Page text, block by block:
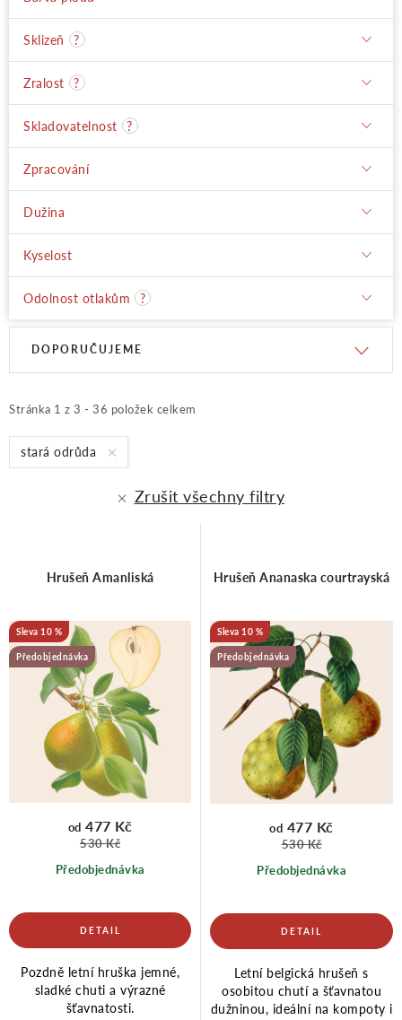
Sklizeň ?
Zralost ?
Skladovatelnost ?
Zpracování
Dužina
Kyselost
Odolnost otlakům ?
ý
p
p
r
t
Stránka 1 z 3 - 36 položek celkem
a
z
í
p
k
DOPORUČUJEME
stará odrůda
Zrušit všechny filtry
Hrušeň Amanliská
10 %
Předobjednávka
Předobjednávka
od 477 Kč
530 Kč
Pozdně letní hruška jemné,
sladké chuti a výrazné
šťavnatosti.
Hrušeň Ananaska courtrayská
10 %
Předobjednávka
Předobjednávka
od 477 Kč
530 Kč
Letní belgická hrušeň s
osobitou chutí a šťavnatou
dužninou, ideální na kompoty i